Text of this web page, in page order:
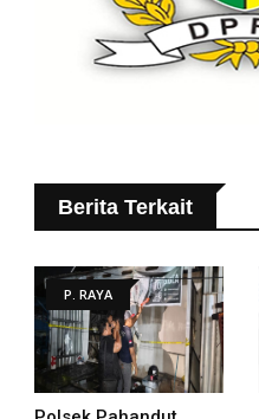
Berita Terkait
P. RAYA